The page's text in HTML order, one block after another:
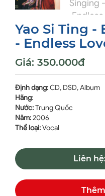
Yao Si Ting -
- Endless
Giá: 350.000đ
Định dạng:CD, DSD, Album
Hãng:
Nước:Trung Quốc
Năm:2006
Thể loại:Vocal
Liên